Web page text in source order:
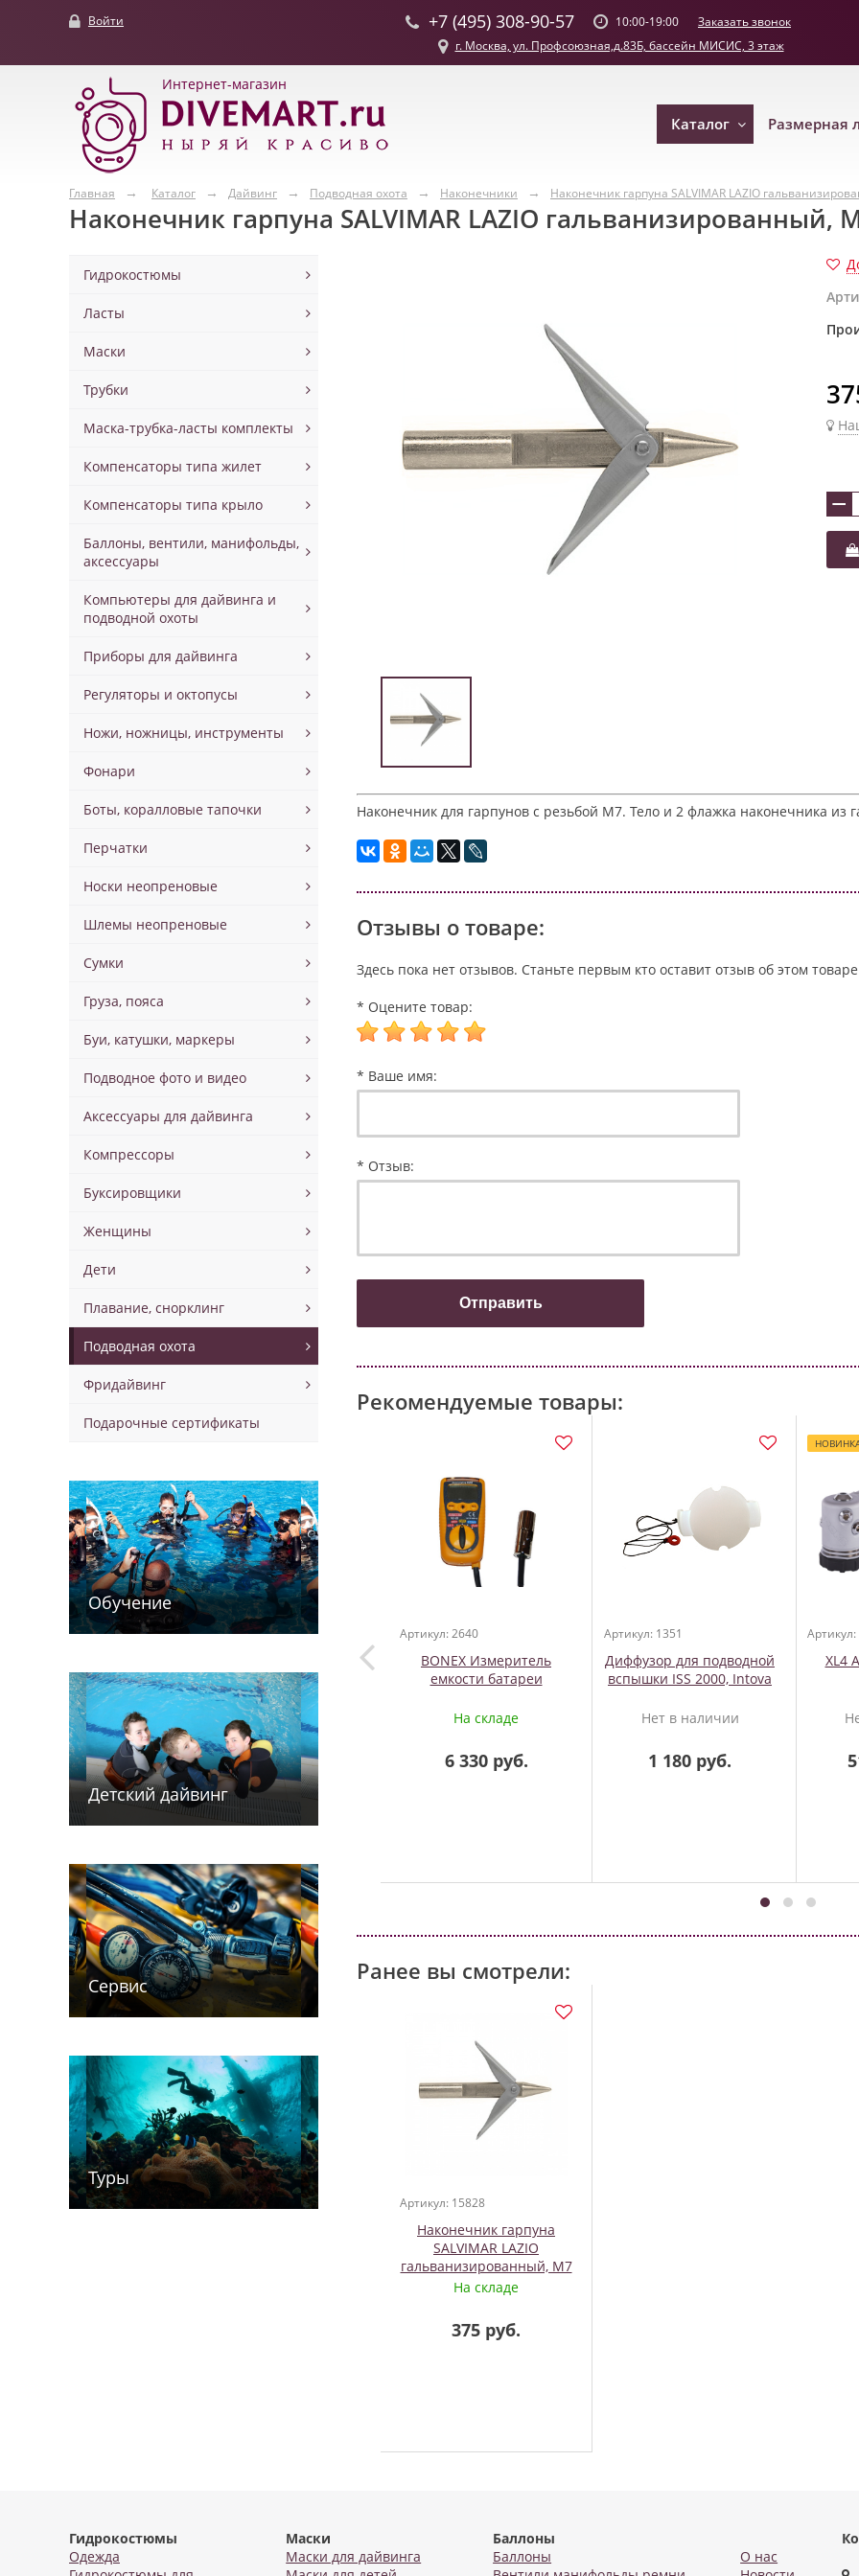
Войти +7 (495) 308-90-57 10:00-19:00
Заказать звонок
г. Москва, ул. Профсоюзная,д.83Б, бассейн МИСИС, 3 этаж
Интернет-магазин
Каталог Размерная
Главная Каталог Дайвинг Подводная охота Наконечники Наконечник гарпуна SALVIMAR LAZIO
Наконечник гарпуна SALVIMAR LAZIO гальванизированный,
Гидрокостюмы
Ласты
Маски
Трубки
Маска-трубка-ласты комплекты
Компенсаторы типа жилет
Компенсаторы типа крыло
Баллоны, вентили, манифольды,
аксессуары
Компьютеры для дайвинга и
подводной охоты
Приборы для дайвинга
Регуляторы и октопусы
Ножи, ножницы, инструменты
Фонари
Боты, коралловые тапочки
Перчатки
Носки неопреновые
Шлемы неопреновые
Сумки
Груза, пояса
Буи, катушки, маркеры
Подводное фото и видео
Аксессуары для дайвинга
Компрессоры
Буксировщики
Женщины
Дети
Плавание, снорклинг
Подводная охота
Фридайвинг
Подарочные сертификаты
Обучение
Детский дайв­­инг
Сервис
Туры
−
Наконечник для гарпунов с резьбой М7. Тело и 2 флажка наконечника из
Отзывы о товаре:
Здесь пока нет отзывов. Станьте первым кто оставит отзыв об этом
* Оцените товар:
* Ваше имя:
* Отзыв:
Рекомендуемые товары:
Артикул: 2640
BONEX Измеритель
емкости батареи
На складе
6 330 руб.
Артикул: 1351
Диффузор для подводной
вспышки ISS 2000, Intova
Нет в наличии
1 180 руб.
XL4
Ранее вы смотрели:
Артикул: 15828
Наконечник гарпуна
SALVIMAR LAZIO
гальванизированный, М7
2 флажка, Akvilon
На складе
375 руб.
Гидрокостюмы
Одежда
Маски
Маски для дайвинга
Баллоны
Баллоны
О нас